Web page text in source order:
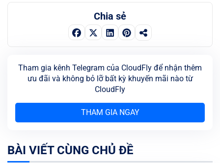
Chia sẻ
Tham gia kênh Telegram của CloudFly để nhận thêm
ưu đãi và không bỏ lỡ bất kỳ khuyến mãi nào từ
CloudFly
THAM GIA NGAY
BÀI VIẾT CÙNG CHỦ ĐỀ